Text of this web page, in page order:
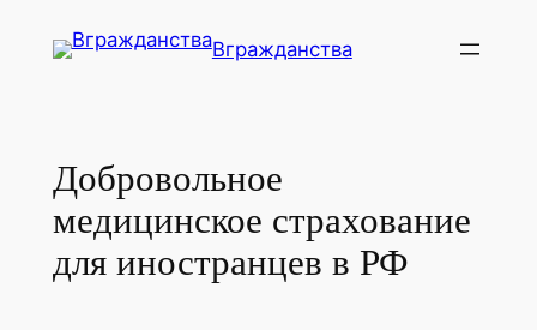
Вгражданства
Добровольное
медицинское страхование
для иностранцев в РФ